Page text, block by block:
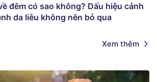
đêm có sao không? Dấu hiệu cảnh
da liễu không nên bỏ qua
Xem thêm